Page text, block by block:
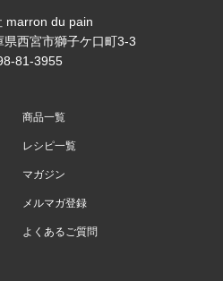
marron du pain
西宮市獅子ケ口町3-3
81-3955
商品一覧
レシピ一覧
マガジン
メルマガ登録
よくあるご質問